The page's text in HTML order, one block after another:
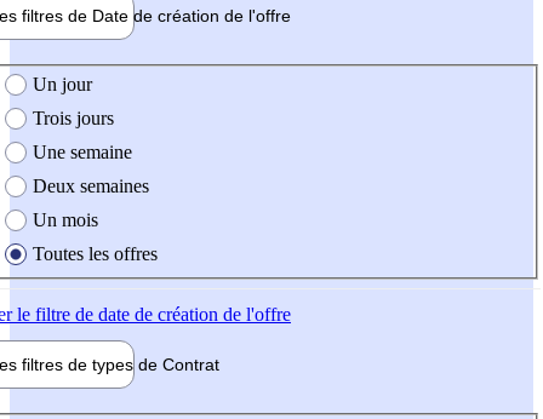
filtres de Date de création de l'offre
création de l'offre
Un jour
Trois jours
Une semaine
Deux semaines
Un mois
Toutes les offres
le filtre de date de création de l'offre
filtres de types de Contrat